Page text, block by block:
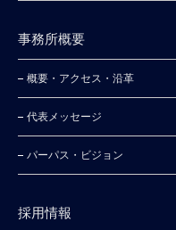
事務所概要
概要・アクセス・沿⾰
代表メッセージ
パーパス・ビジョン
採⽤情報